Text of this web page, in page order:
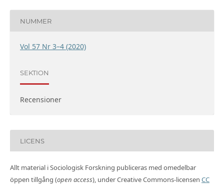
NUMMER
Vol 57 Nr 3–4 (2020)
SEKTION
Recensioner
LICENS
Allt material i Sociologisk Forskning publiceras med omedelbar
öppen tillgång (open access), under Creative Commons-licensen CC